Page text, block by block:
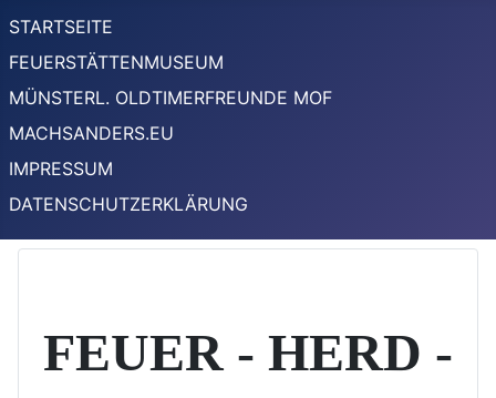
STARTSEITE
FEUERSTÄTTENMUSEUM
MÜNSTERL. OLDTIMERFREUNDE MOF
MACHSANDERS.EU
IMPRESSUM
DATENSCHUTZERKLÄRUNG
FEUER - HERD -